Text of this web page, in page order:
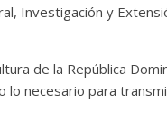
Investigación y
de la República
lo necesario para